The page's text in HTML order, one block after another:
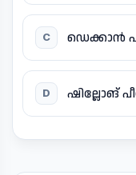
C ഡെക്കാൻ
D ഷില്ലോങ്